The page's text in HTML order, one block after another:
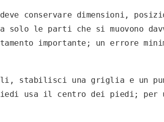
deve conservare dimensioni,
solo le parti che si muovono
importante; un errore
stabilisci una griglia e un
usa il centro dei piedi; per